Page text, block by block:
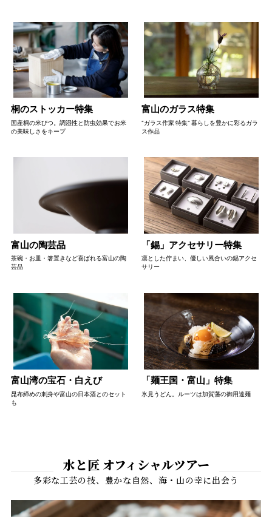
桐のストッカー特集
国産桐の米びつ。調湿性と防虫効果でお米
の美味しさをキープ
富山のガラス特集
"ガラス作家 特集" 暮らしを豊かに彩るガラ
ス作品
富山の陶芸品
茶碗・お皿・箸置きなど喜ばれる富山の陶
芸品
「錫」アクセサリー特集
凛とした佇まい、優しい風合いの錫アクセ
サリー
富山湾の宝石・白えび
昆布締めの刺身や富山の日本酒とのセット
も
「麺王国・富山」特集
氷見うどん。ルーツは加賀藩の御用達麺
水と匠 オフィシャルツアー